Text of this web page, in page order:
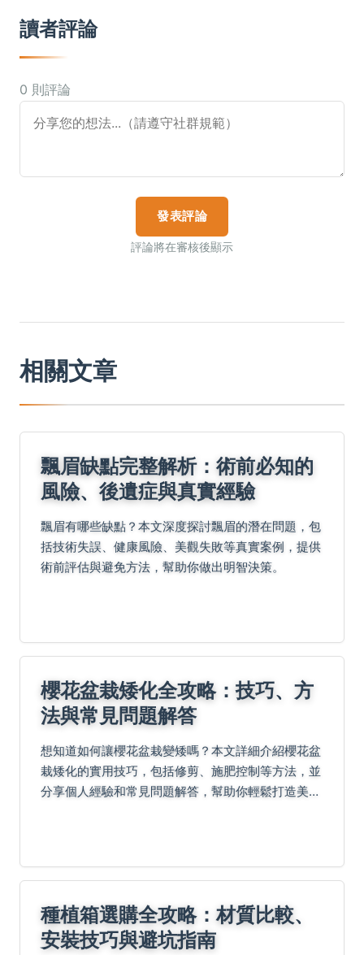
讀者評論
0 則評論
發表評論
評論將在審核後顯示
相關文章
飄眉缺點完整解析：術前必知的
風險、後遺症與真實經驗
飄眉有哪些缺點？本文深度探討飄眉的潛在問題，包
括技術失誤、健康風險、美觀失敗等真實案例，提供
術前評估與避免方法，幫助你做出明智決策。
櫻花盆栽矮化全攻略：技巧、方
法與常見問題解答
想知道如何讓櫻花盆栽變矮嗎？本文詳細介紹櫻花盆
栽矮化的實用技巧，包括修剪、施肥控制等方法，並
分享個人經驗和常見問題解答，幫助你輕鬆打造美觀
種植箱選購全攻略：材質比較、
安裝技巧與避坑指南